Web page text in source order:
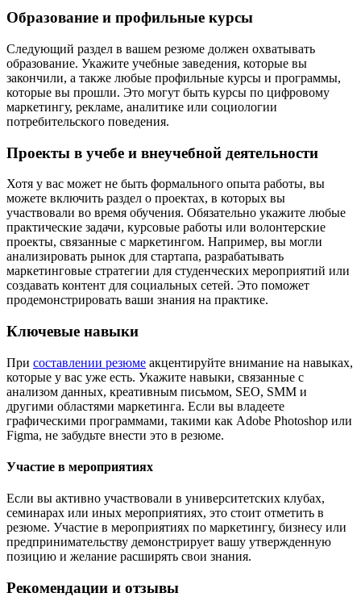
Образование и профильные курсы
Следующий раздел в вашем резюме должен охватывать
образование. Укажите учебные заведения, которые вы
закончили, а также любые профильные курсы и программы,
которые вы прошли. Это могут быть курсы по цифровому
маркетингу, рекламе, аналитике или социологии
потребительского поведения.
Проекты в учебе и внеучебной деятельности
Хотя у вас может не быть формального опыта работы, вы
можете включить раздел о проектах, в которых вы
участвовали во время обучения. Обязательно укажите любые
практические задачи, курсовые работы или волонтерские
проекты, связанные с маркетингом. Например, вы могли
анализировать рынок для стартапа, разрабатывать
маркетинговые стратегии для студенческих мероприятий или
создавать контент для социальных сетей. Это поможет
продемонстрировать ваши знания на практике.
Ключевые навыки
При составлении резюме акцентируйте внимание на навыках,
которые у вас уже есть. Укажите навыки, связанные с
анализом данных, креативным письмом, SEO, SMM и
другими областями маркетинга. Если вы владеете
графическими программами, такими как Adobe Photoshop или
Figma, не забудьте внести это в резюме.
Участие в мероприятиях
Если вы активно участвовали в университетских клубах,
семинарах или иных мероприятиях, это стоит отметить в
резюме. Участие в мероприятиях по маркетингу, бизнесу или
предпринимательству демонстрирует вашу утвержденную
позицию и желание расширять свои знания.
Рекомендации и отзывы